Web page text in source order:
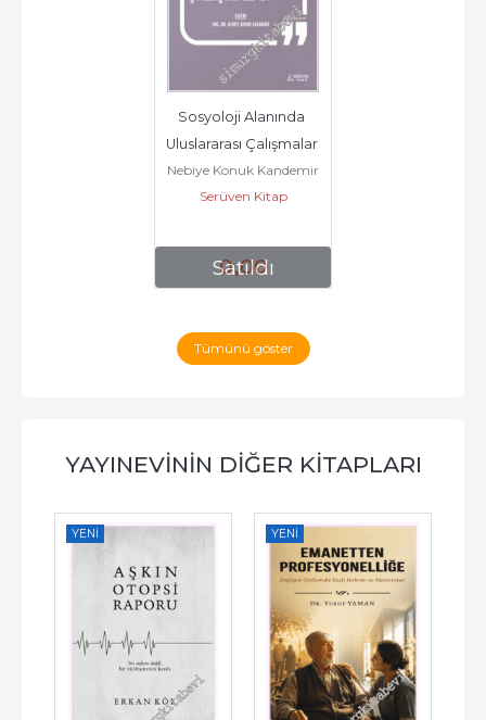
Satıldı
Sosyoloji Alanında
Uluslararası Çalışmalar
- Mart 2024 -        2024
Nebiye Konuk Kandemir
Serüven Kitap
0,00
Tümünü göster
YAYINEVININ DIĞER KITAPLARI
YENI YENI